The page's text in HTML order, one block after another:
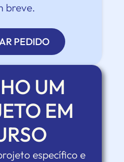
breve.
PEDIDO
UM
EM
específico e